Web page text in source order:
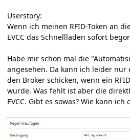
Userstory:
Wenn ich meinen RFID-Token an
EVCC das Schnellladen sofort
Habe mir schon mal die
angesehen. Da kann ich leider nur
den Broker schicken, wenn ein
wurde. Was fehlt ist aber die
EVCC. Gibt es sowas? Wie kann